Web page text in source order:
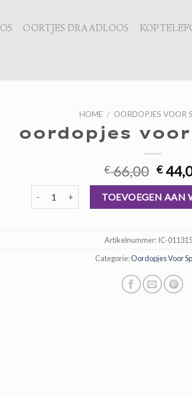
OORTJES DRAADLOOS
HOME / OORDOPJES VOOR
oordopjes
€66,00
prijs
was:
€
€
oordopjes voor sporten aantal
TOEVOEGEN AAN
Artikelnummer:IC-
Categorie:Oordopjes Voor